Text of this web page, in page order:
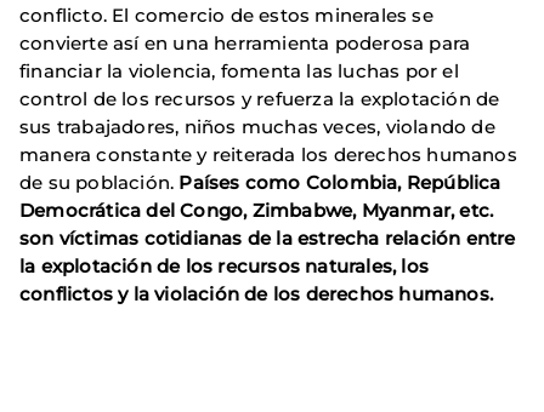
conflicto. El comercio de estos minerales se
convierte así en una herramienta poderosa para
financiar la violencia, fomenta las luchas por el
control de los recursos y refuerza la explotación de
sus trabajadores, niños muchas veces, violando de
manera constante y reiterada los derechos humanos
de su población. Países como Colombia, República
Democrática del Congo, Zimbabwe, Myanmar, etc.
son víctimas cotidianas de la estrecha relación entre
la explotación de los recursos naturales, los
conflictos y la violación de los derechos humanos.